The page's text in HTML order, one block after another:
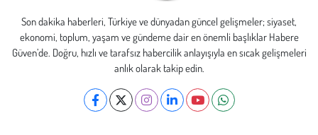
Son dakika haberleri, Türkiye ve dünyadan güncel gelişmeler; siyaset,
ekonomi, toplum, yaşam ve gündeme dair en önemli başlıklar Habere
Güven’de. Doğru, hızlı ve tarafsız habercilik anlayışıyla en sıcak gelişmeleri
anlık olarak takip edin.